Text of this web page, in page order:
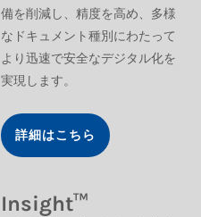
備を削減し、精度を高め、多様
なドキュメント種別にわたって
より迅速で安全なデジタル化を
実現します。
詳細はこちら
Insight™